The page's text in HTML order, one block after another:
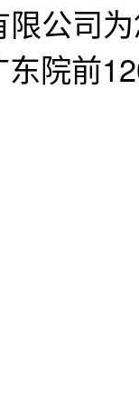
公司
院前